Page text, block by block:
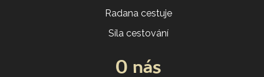
Radana cestuje
Síla cestování
O nás